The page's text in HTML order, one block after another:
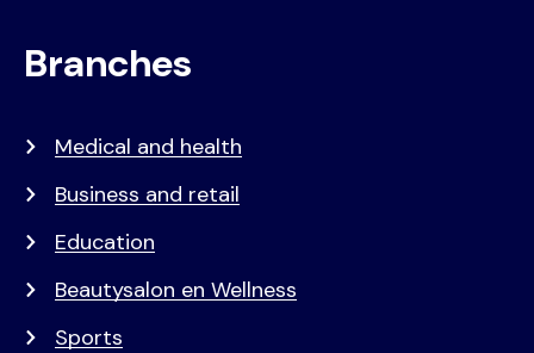
Branches
Medical and health
Business and retail
Education
Beautysalon en Wellness
Sports